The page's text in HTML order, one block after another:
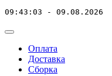
09:43:03 - 09.08.2026
Оплата
Доставка
Сборка